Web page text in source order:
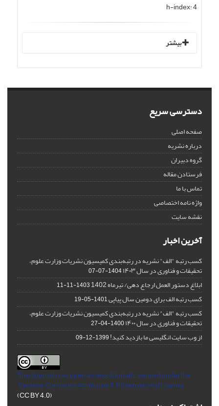
h-index:4
بیشتر
دسترسی سریع
صفحه اصلی
درباره نشریه
گروه دبیران
فرستادن مقاله
تماس با ما
واژه نامه اختصاصی
نقشه سایت
آخرین اخبار
کسب رتبه "الف" نشریه در رتبه‌بندی کمیسیون نشریات وزارت علوم،
تحقیقات و فناوری در سال ۱۴۰۳ 1404-07-07
ابلاغ دستور العمل ارجاع دهی/ تیرماه 1402 1403-11-11
کسب رتبه الف برای دومین سال پیاپی1401-05-19
کسب رتبه "الف" نشریه در رتبه‌بندی کمیسیون نشریات وزارت علوم،
تحقیقات و فناوری در سال ۱۴۰۰ 1400-04-27
از وب سایت انگلیسی ما بازدید کنید!1399-12-09
This Journal is an open access Journal Licensedunder the
Creative Commons Attribution 4.0 International License
(CC BY 4.0)